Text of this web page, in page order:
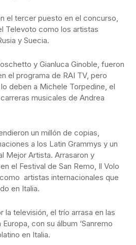
el tercer puesto en el concurso,
Televoto como los artistas
y Suecia.
y Gianluca Ginoble, fueron
el programa de RAI TV, pero
deben a Michele Torpedine, el
musicales de Andrea
un millón de copias,
a los Latin Grammys y un
Mejor Artista. Arrasaron y
el Festival de San Remo, Il Volo
artistas internacionales que
en Italia.
la televisión, el trío arrasa en las
con su álbum ‘Sanremo
en Italia.